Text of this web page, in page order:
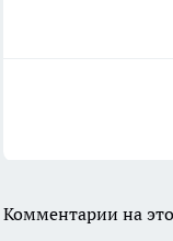
Комментарии на